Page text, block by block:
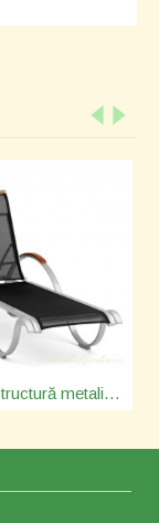
Șezlong structură metalică - Nydala - 3807